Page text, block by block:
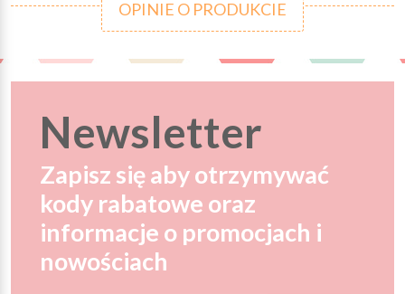
OPINIE O PRODUKCIE
Newsletter
Zapisz się aby otrzymywać
kody rabatowe oraz
informacje o promocjach i
nowościach